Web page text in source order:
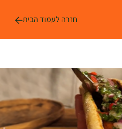
חזרה לעמוד הבית